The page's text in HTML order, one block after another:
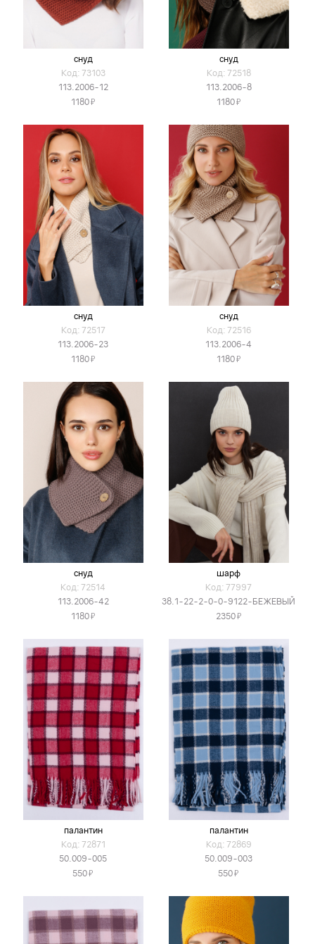
снуд
Код: 73103
113.2006-12
1180Я
снуд
Код: 72518
113.2006-8
1180Я
снуд
Код: 72517
113.2006-23
1180Я
снуд
Код: 72516
113.2006-4
1180Я
снуд
Код: 72514
113.2006-42
1180Я
шарф
Код: 77997
38.1-22-2-0-0-9122-БЕЖЕВЫЙ
2350Я
палантин
Код: 72871
50.009-005
550Я
палантин
Код: 72869
50.009-003
550Я